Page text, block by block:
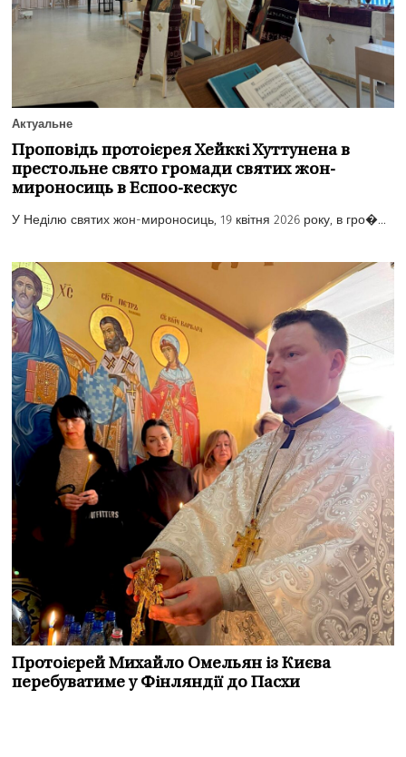
Актуальне
Проповідь протоієрея Хейккі Хуттунена в
престольне свято громади святих жон-
мироносиць в Еспоо-кескус
У Неділю святих жон-мироносиць, 19 квітня 2026 року, в гро�...
Протоієрей Михайло Омельян із Києва
перебуватиме у Фінляндії до Пасхи